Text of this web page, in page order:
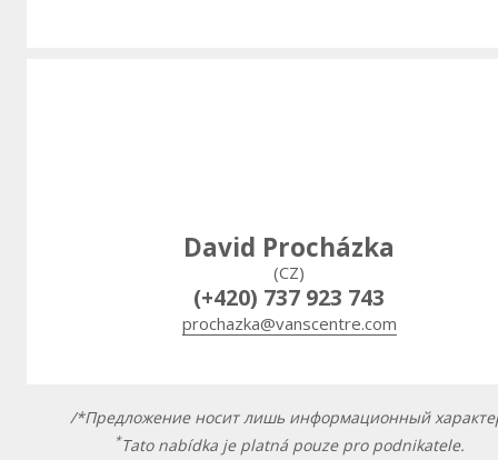
David Procházka
(CZ)
(+420) 737 923 743
prochazka@vanscentre.com
/*Предложение носит лишь информационный
*Tato nabídka je platná pouze pro podnikatele.